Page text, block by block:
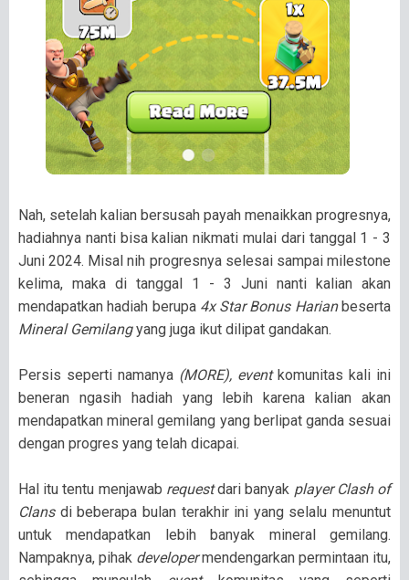
Nah, setelah kalian bersusah payah menaikkan progresnya,
hadiahnya nanti bisa kalian nikmati mulai dari tanggal 1 - 3
Juni 2024. Misal nih progresnya selesai sampai milestone
kelima, maka di tanggal 1 - 3 Juni nanti kalian akan
mendapatkan hadiah berupa 4x Star Bonus Harianbeserta
Mineral Gemilangyang juga ikut dilipat gandakan.
Persis seperti namanya (MORE), event komunitas kali ini
beneran ngasih hadiah yang lebih karena kalian akan
mendapatkan mineral gemilang yang berlipat ganda sesuai
dengan progres yang telah dicapai.
Hal itu tentu menjawab requestdari banyak player Clash of
Clansdi beberapa bulan terakhir ini yang selalu menuntut
untuk mendapatkan lebih banyak mineral gemilang.
Nampaknya, pihak developermendengarkan permintaan itu,